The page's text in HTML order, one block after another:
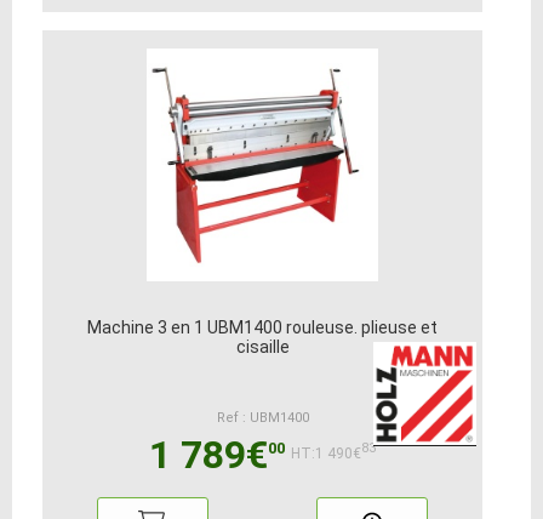
Machine 3 en 1 UBM1400 rouleuse. plieuse et
cisaille
Ref : UBM1400
1 789€00 HT:1 490€83